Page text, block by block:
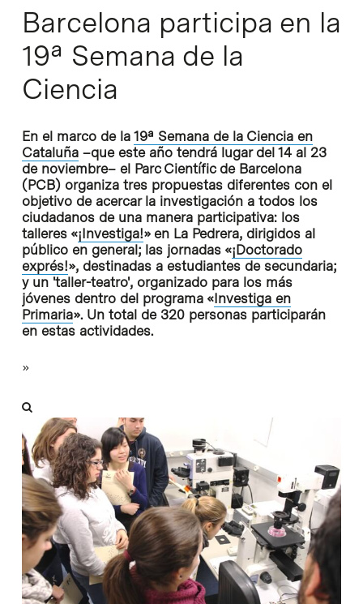
Barcelona participa en la
19ª Semana de la
Ciencia
En el marco de la 19ª Semana de la Ciencia en
Cataluña–que este año tendrá lugar del 14 al 23
de noviembre– el Parc Científic de Barcelona
(PCB) organiza tres propuestas diferentes con el
objetivo de acercar la investigación a todos los
ciudadanos de una manera participativa: los
talleres «¡Investiga!» en La Pedrera, dirigidos al
público en general; las jornadas «¡Doctorado
exprés!», destinadas a estudiantes de secundaria;
y un 'taller-teatro', organizado para los más
jóvenes dentro del programa «Investiga en
Primaria». Un total de 320 personas participarán
en estas actividades.
»